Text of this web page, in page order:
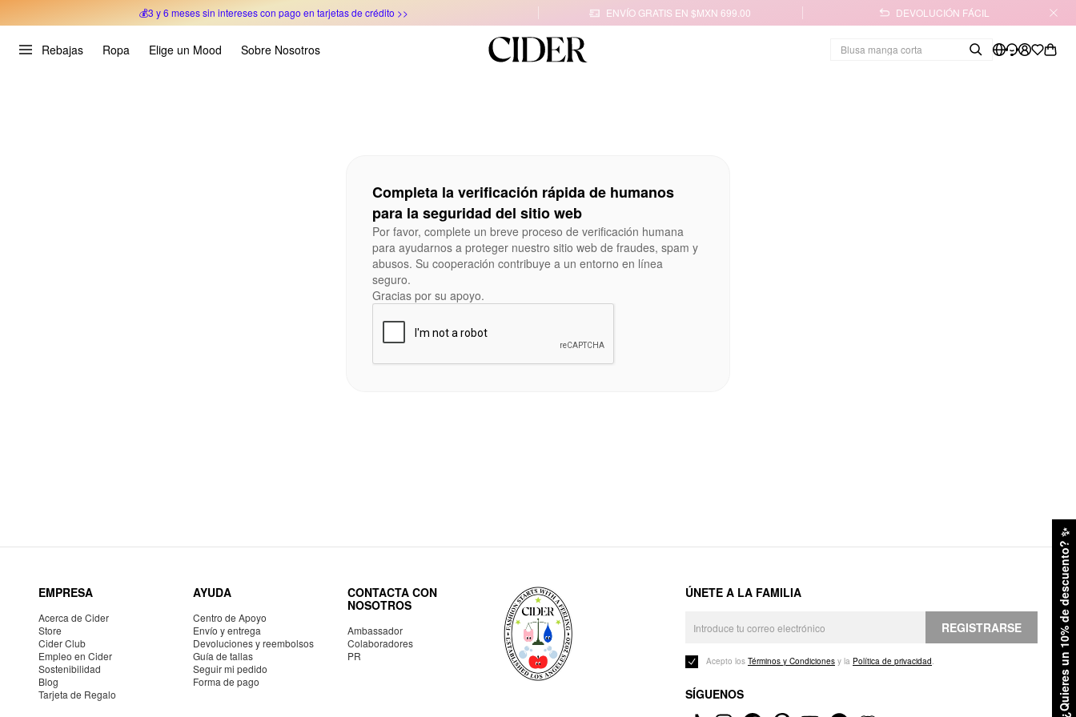
💰3 y 6 meses sin intereses con pago en tarjetas de crédito >>
ENVÍO GRATIS EN $MXN 699.00 DEVOLUCIÓN FÁCIL
Rebajas Ropa Elige un Mood Sobre Nosotros
¿Quieres un 10% de descuento?
✨
Completa la verificación rápida de humanos
para la seguridad del sitio web
Por favor, complete un breve proceso de verificación humana
para ayudarnos a proteger nuestro sitio web de fraudes, spam y
abusos. Su cooperación contribuye a un entorno en línea
seguro.
Gracias por su apoyo.
EMPRESA
Acerca de Cider
Store
Cider Club
Empleo en Cider
Sostenibilidad
Blog
Tarjeta de Regalo
AYUDA
Centro de Apoyo
Envío y entrega
Devoluciones y reembolsos
Guía de tallas
Seguir mi pedido
Forma de pago
CONTACTA CON
NOSOTROS
Ambassador
Colaboradores
PR
ÚNETE A LA FAMILIA
REGISTRARSE
Acepto los Términos y Condiciones y la Política de privacidad.
SÍGUENOS